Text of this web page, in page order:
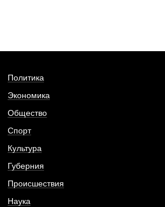
Политика
Экономика
Общество
Спорт
Культура
Губерния
Происшествия
Наука